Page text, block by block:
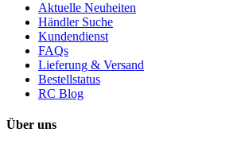
Aktuelle Neuheiten
Händler Suche
Kundendienst
FAQs
Lieferung & Versand
Bestellstatus
RC Blog
Über uns